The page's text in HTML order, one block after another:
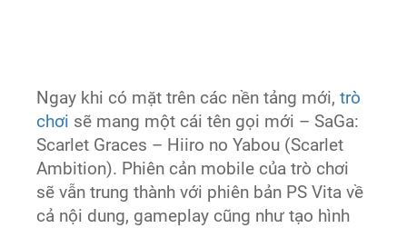
Ngay khi có mặt trên các nền tảng mới, trò
chơi sẽ mang một cái tên gọi mới – SaGa:
Scarlet Graces – Hiiro no Yabou (Scarlet
Ambition). Phiên cản mobile của trò chơi
sẽ vẫn trung thành với phiên bản PS Vita về
cả nội dung, gameplay cũng như tạo hình